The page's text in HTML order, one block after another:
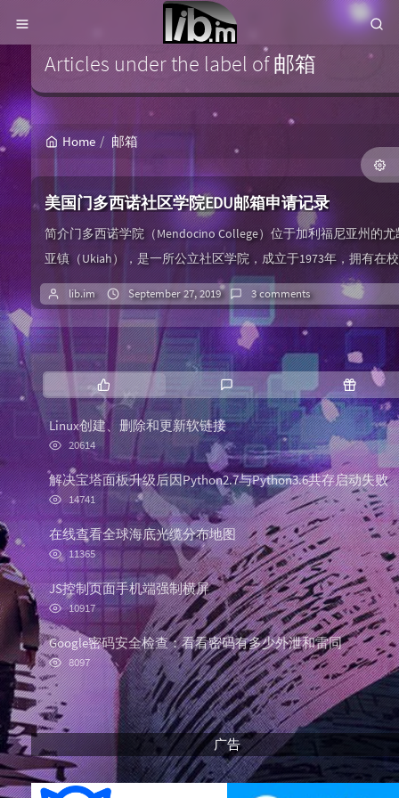
Articles under the label of 邮箱
Home 邮箱
美国门多西诺社区学院EDU邮箱申请记录
简介门多西诺学院（Mendocino College）位于加利福尼亚州的尤
亚镇（Ukiah），是一所公立社区学院，成立于1973年，拥有在校
学生3千多人。门多西诺学院也是加州社区学院系统112所学校的
员，校园占地0.51平方公里。门多西诺学院只提供2年制的副学
位和一些其它的文凭课程，开设的专业领域较为广泛，较受欢迎
专业包括：文理科学，通识教育与人文科学，商科、管理、市场
销及其相关...
lib.im September 27, 2019 3 comments
o
p
u
l
a
r
a
r
t
i
c
l
e
s
L
a
t
e
s
t
c
o
m
m
e
n
t
s
R
a
n
d
o
m
a
r
t
i
c
l
e
s
Linux创建、删除和更新软链接
浏
览
次
数:
20614
解决宝塔面板升级后因Python2.7与Python3.6共存启动失败
浏
览
次
数:
14741
在线查看全球海底光缆分布地图
浏
览
次
数:
11365
JS控制页面手机端强制横屏
浏
览
次
数:
10917
Google密码安全检查：看看密码有多少外泄和雷同
浏
览
次
数:
8097
广告